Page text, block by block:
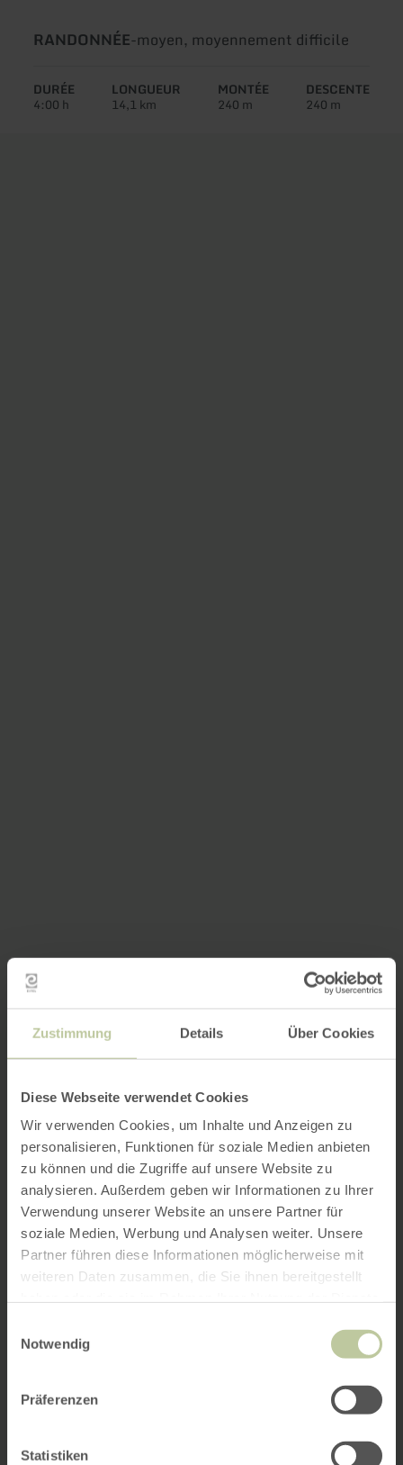
Zustimmung Details Über Cookies
Diese Webseite verwendet Cookies
Wir verwenden Cookies, um Inhalte und Anzeigen zu
personalisieren, Funktionen für soziale Medien anbieten
zu können und die Zugriffe auf unsere Website zu
analysieren. Außerdem geben wir Informationen zu Ihrer
Verwendung unserer Website an unsere Partner für
soziale Medien, Werbung und Analysen weiter. Unsere
Partner führen diese Informationen möglicherweise mit
weiteren Daten zusammen, die Sie ihnen bereitgestellt
Notwendig
Präferenzen
Statistiken
Type
circuit:
RANDONNÉE-Difficulté:
moyen, moyennement difficile
DURÉE
4:00 h
LONGUEUR
14,1 km
MONTÉE
240 m
DESCENTE
240 m